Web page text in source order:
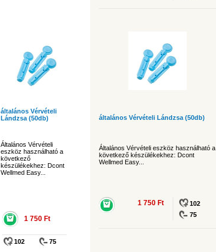
általános Vérvételi
Lándzsa (50db)
Általános Vérvételi
eszköz használható a
következő
készülékekhez: Dcont
Wellmed Easy...
1 750 Ft
102 75
általános Vérvételi Lándzsa (50db)
Általános Vérvételi eszköz használható a
következő készülékekhez: Dcont
Wellmed Easy...
1 750 Ft
102
75